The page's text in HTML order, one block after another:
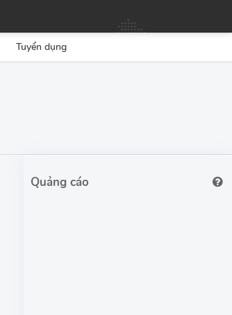
Tuyển dụng